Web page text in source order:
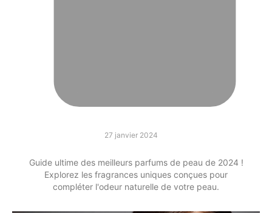
27 janvier 2024
Guide ultime des meilleurs parfums de peau de 2024 !
Explorez les fragrances uniques conçues pour
compléter l'odeur naturelle de votre peau.